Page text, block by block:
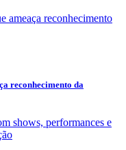
reconhecimento da